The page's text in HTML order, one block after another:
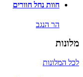
חוות נחל חוורים
הר הנגב
מלונות
לכל המלונות